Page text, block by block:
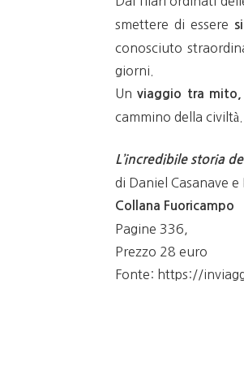
smettere di essere
conosciuto
giorni.
Unviaggio tra mito,
cammino della
L’incredibile storia
di Daniel Casanave
Collana Fuoricampo
Pagine 336,
Prezzo 28 euro
Fonte: https://